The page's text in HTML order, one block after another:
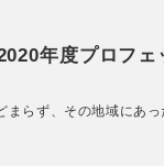
年度プロフ
らず、その地域にあ